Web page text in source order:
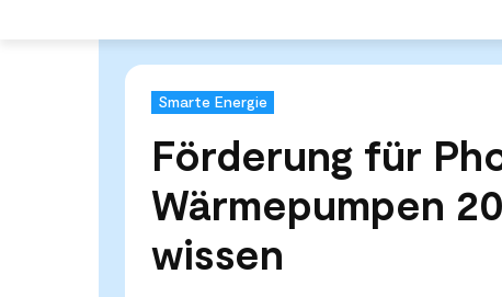
Smarte Energie
Förderung für
Wärmepumpen
wissen